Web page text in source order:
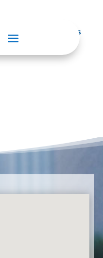
vigentes exigidos
o auditoría